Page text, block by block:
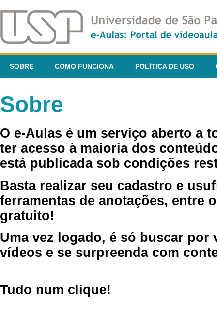
SOBRE COMO FUNCIONA POLÍTICA DE USO
Sobre
O e-Aulas é um serviço aberto a
ter acesso à maioria dos
está publicada sob condições
Basta realizar seu cadastro e
ferramentas de anotações, entre
gratuito!
Uma vez logado, é só buscar por
vídeos e se surpreenda com
Tudo num clique!